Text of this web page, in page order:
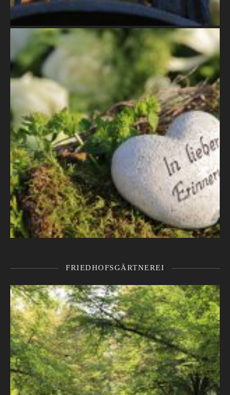
FRIEDHOFSGÄRTNEREI